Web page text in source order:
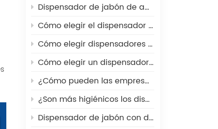
Dispensador de jabón de acero inoxidable mate de 1300 ml para montaje en pared VANNSOO: La solución definitiva para la modernización de baños comerciales en 2026.
Cómo elegir el dispensador de papel higiénico comercial adecuado para baños públicos
Cómo elegir dispensadores de papel higiénico para baños comerciales: guía completa de compra
Cómo elegir un dispensador de jabón comercial de pared para baños públicos
¿Cómo pueden las empresas ahorrar dinero con los dispensadores de baño adecuados?
¿Son más higiénicos los dispensadores de jabón automáticos?
Dispensador de jabón con detección automática o con presión manual: ¿cuál debería elegir?